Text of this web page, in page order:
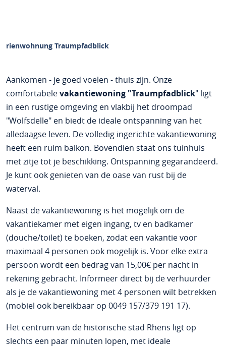
Traumpfadblick
Aankomen - je goed voelen - thuis zijn. Onze
comfortabelevakantiewoning "Traumpfadblick" ligt
in een rustige omgeving en vlakbij het droompad
"Wolfsdelle" en biedt de ideale ontspanning van het
alledaagse leven. De volledig ingerichte vakantiewoning
heeft een ruim balkon. Bovendien staat ons tuinhuis
met zitje tot je beschikking. Ontspanning gegarandeerd.
Je kunt ook genieten van de oase van rust bij de
waterval.
Naast de vakantiewoning is het mogelijk om de
vakantiekamer met eigen ingang, tv en badkamer
(douche/toilet) te boeken, zodat een vakantie voor
maximaal 4 personen ook mogelijk is. Voor elke extra
persoon wordt een bedrag van 15,00€ per nacht in
rekening gebracht. Informeer direct bij de verhuurder
als je de vakantiewoning met 4 personen wilt betrekken
(mobiel ook bereikbaar op 0049 157/379 191 17).
Het centrum van de historische stad Rhens ligt op
slechts een paar minuten lopen, met ideale